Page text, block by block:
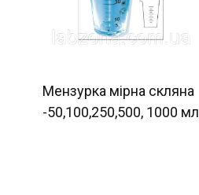
Мензурка мірна скляна
-50,100,250,500, 1000 мл